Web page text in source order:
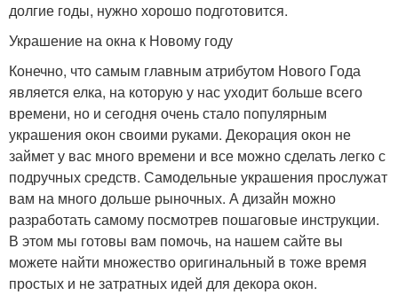
долгие годы, нужно хорошо подготовится.
Украшение на окна к Новому году
Конечно, что самым главным атрибутом Нового Года
является елка, на которую у нас уходит больше всего
времени, но и сегодня очень стало популярным
украшения окон своими руками. Декорация окон не
займет у вас много времени и все можно сделать легко с
подручных средств. Самодельные украшения прослужат
вам на много дольше рыночных. А дизайн можно
разработать самому посмотрев пошаговые инструкции.
В этом мы готовы вам помочь, на нашем сайте вы
можете найти множество оригинальный в тоже время
простых и не затратных идей для декора окон.